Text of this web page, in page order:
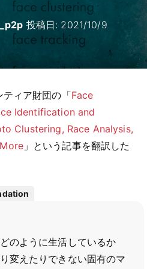
投稿日: 2021/10/9
ィア財団の「Face
Identification and
Clustering, Race Analysis,
」という記事を翻訳した
のように生活しているか
変えたりできない固有のマ